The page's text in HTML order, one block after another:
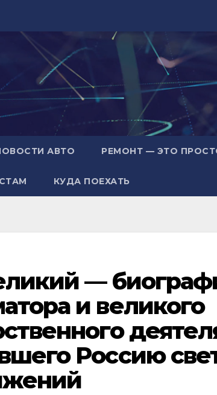
АВТО РЕМОНТ — ЭТО
КУДА ПОЕХАТЬ
—
и великого
Россию